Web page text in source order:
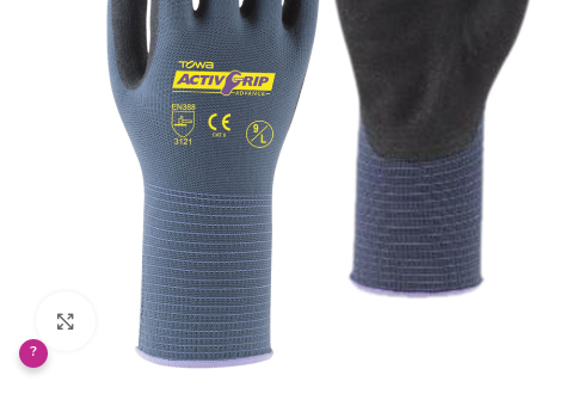
Klikněte pro zvětšení
?